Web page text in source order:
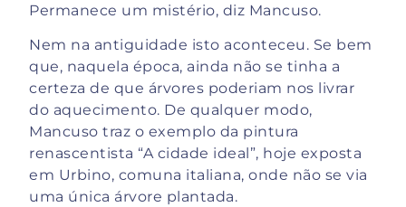
Permanece um mistério, diz Mancuso.
Nem na antiguidade isto aconteceu. Se bem
que, naquela época, ainda não se tinha a
certeza de que árvores poderiam nos livrar
do aquecimento. De qualquer modo,
Mancuso traz o exemplo da pintura
renascentista “A cidade ideal”, hoje exposta
em Urbino, comuna italiana, onde não se via
uma única árvore plantada.